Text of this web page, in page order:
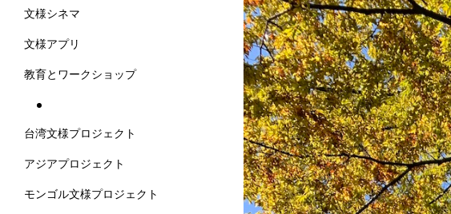
文様シネマ
文様アプリ
教育とワークショップ
台湾文様プロジェクト
アジアプロジェクト
モンゴル文様プロジェクト